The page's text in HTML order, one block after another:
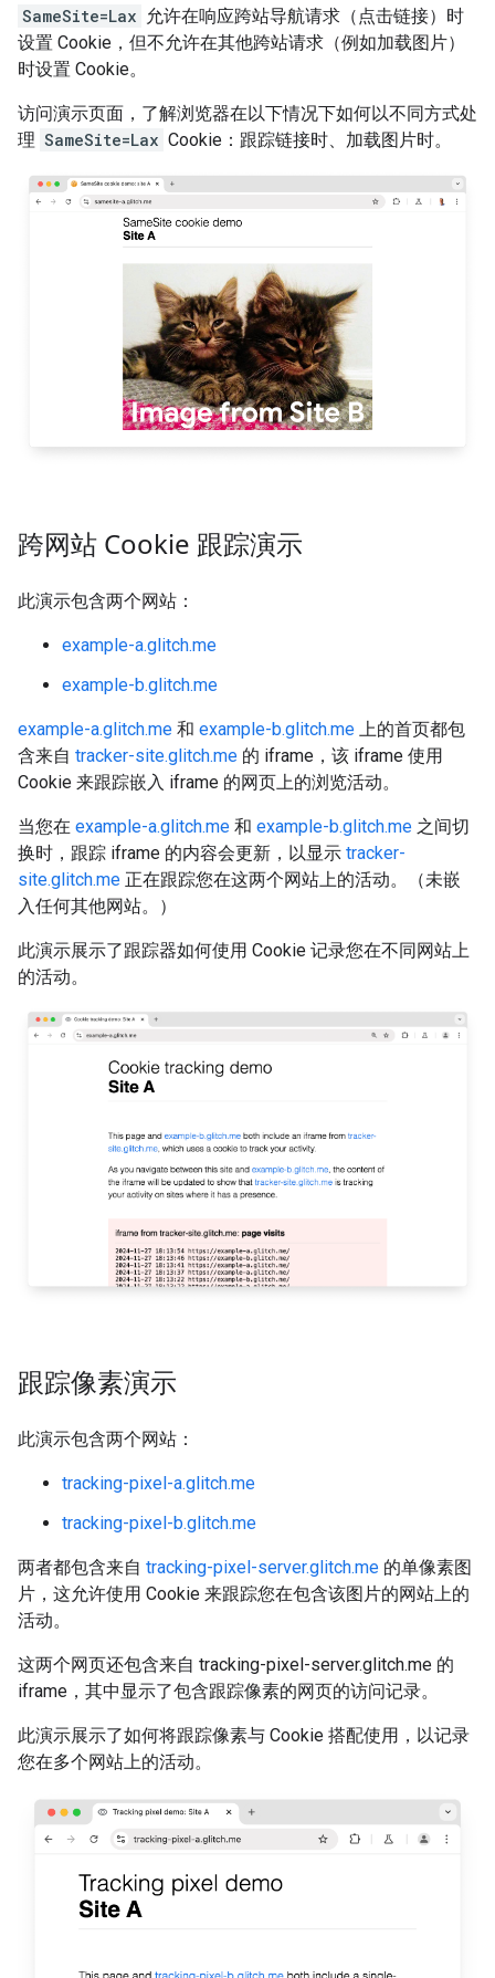
SameSite=Lax 允许在响应跨站导航请求（点击链接）时
设置 Cookie，但不允许在其他跨站请求（例如加载图片）
时设置 Cookie。
访问演示页面，了解浏览器在以下情况下如何以不同方式处
理 SameSite=Lax Cookie：跟踪链接时、加载图片时。
跨网站 Cookie 跟踪演示
此演示包含两个网站：
example-a.glitch.me
example-b.glitch.me
example-a.glitch.me 和 example-b.glitch.me 上的首页都包
含来自 tracker-site.glitch.me 的 iframe，该 iframe 使用
Cookie 来跟踪嵌入 iframe 的网页上的浏览活动。
当您在 example-a.glitch.me 和 example-b.glitch.me 之间切
换时，跟踪 iframe 的内容会更新，以显示 tracker-
site.glitch.me 正在跟踪您在这两个网站上的活动。（未嵌
入任何其他网站。）
此演示展示了跟踪器如何使用 Cookie 记录您在不同网站上
的活动。
跟踪像素演示
此演示包含两个网站：
tracking-pixel-a.glitch.me
tracking-pixel-b.glitch.me
两者都包含来自 tracking-pixel-server.glitch.me 的单像素图
片，这允许使用 Cookie 来跟踪您在包含该图片的网站上的
活动。
这两个网页还包含来自 tracking-pixel-server.glitch.me 的
iframe，其中显示了包含跟踪像素的网页的访问记录。
此演示展示了如何将跟踪像素与 Cookie 搭配使用，以记录
您在多个网站上的活动。